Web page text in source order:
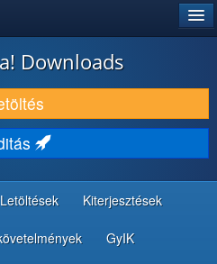
Downloads
Letöltések Kiterjesztések
GyIK